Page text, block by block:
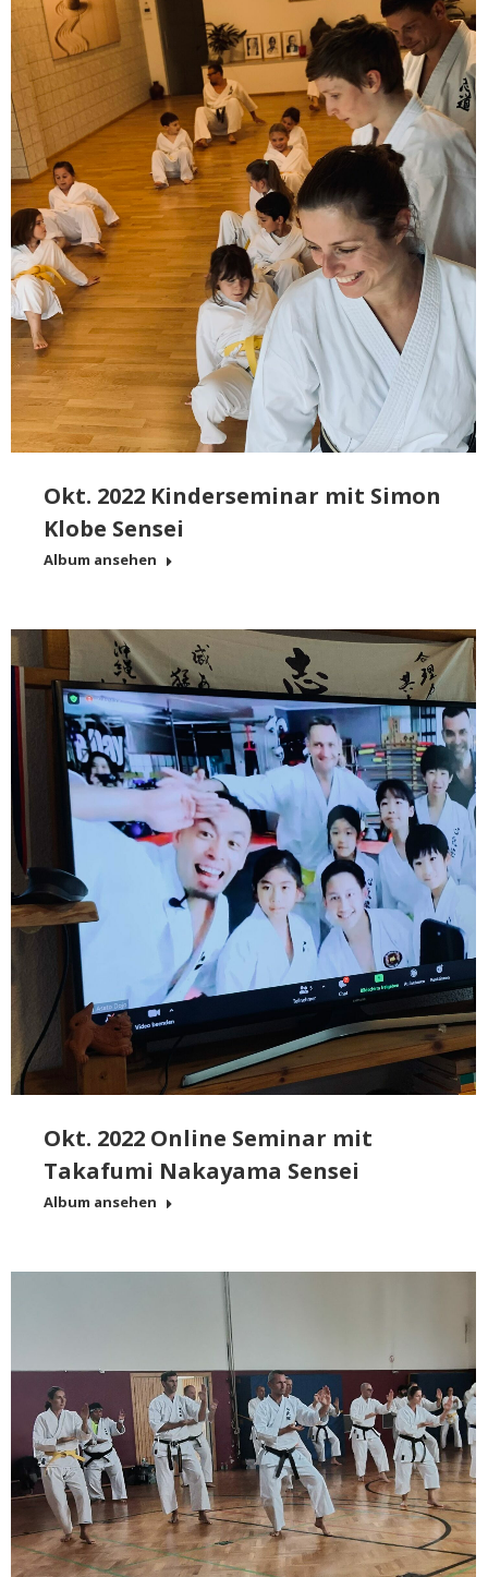
Okt. 2022 Kinderseminar mit Simon
Klobe Sensei
Album ansehen
Okt. 2022 Online Seminar mit
Takafumi Nakayama Sensei
Album ansehen